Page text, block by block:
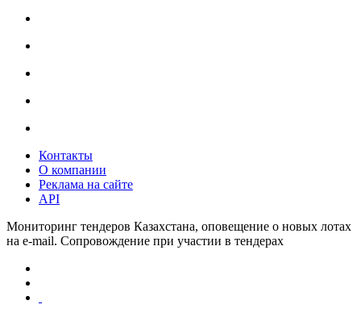
Контакты
О компании
Реклама на сайте
API
Мониторинг тендеров Казахстана, оповещение о новых лотах
на e-mail. Сопровождение при участии в тендерах